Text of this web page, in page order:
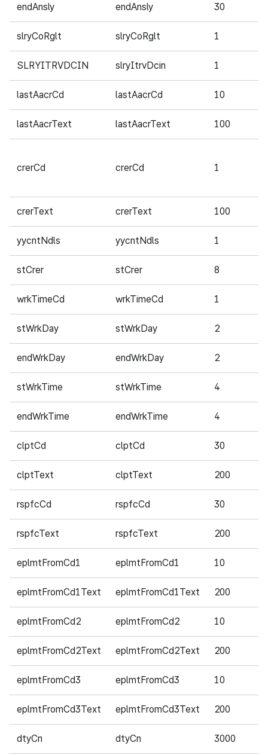
endAnsly endAnsly 30
slryCoRglt slryCoRglt 1
SLRYITRVDCIN slryItrvDcin 1
lastAacrCd lastAacrCd 10
lastAacrText lastAacrText 100
crerCd crerCd 1
crerText crerText 100
yycntNdls yycntNdls 1
stCrer stCrer 8
wrkTimeCd wrkTimeCd 1
stWrkDay stWrkDay 2
endWrkDay endWrkDay 2
stWrkTime stWrkTime 4
endWrkTime endWrkTime 4
clptCd clptCd 30
clptText clptText 200
rspfcCd rspfcCd 30
rspfcText rspfcText 200
eplmtFromCd1 eplmtFromCd1 10
eplmtFromCd1Text eplmtFromCd1Text 200
eplmtFromCd2 eplmtFromCd2 10
eplmtFromCd2Text eplmtFromCd2Text 200
eplmtFromCd3 eplmtFromCd3 10
eplmtFromCd3Text eplmtFromCd3Text 200
dtyCn dtyCn 3000